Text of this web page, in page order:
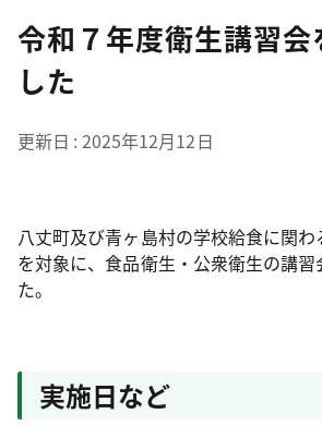
令和７年度衛生講習会
した
更新日 2025年12月12日
八丈町及び青ヶ島村の学校給食に関
を対象に、食品衛生・公衆衛生の講
た。
実施日など